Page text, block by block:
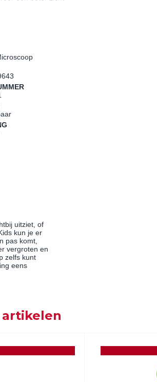
uitziet, of
kun je er
pas komt,
vergroten en
zelfs kunt
eens
artikelen